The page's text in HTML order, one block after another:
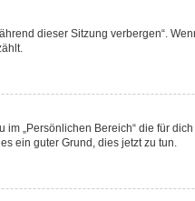
dieser Sitzung verbergen“.
„Persönlichen Bereich“ die für
ein guter Grund, dies jetzt zu tun.